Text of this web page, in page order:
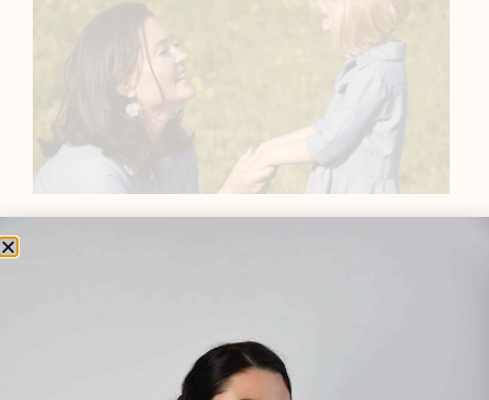
alkalmazásának oktatása, a gyermekek, a nők és a
férfiak egészségének megőrzése és helyreállítása.